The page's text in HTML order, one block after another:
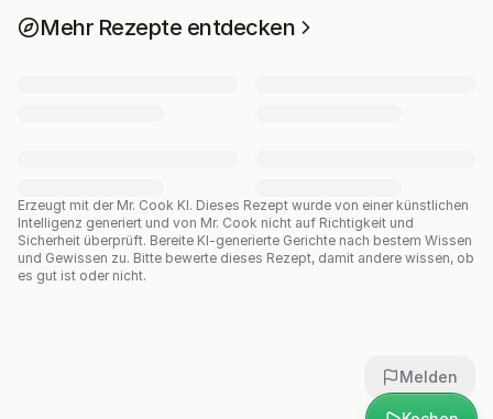
Mehr Rezepte entdecken
Erzeugt mit der Mr. Cook KI. Dieses Rezept wurde von einer künstlichen
Intelligenz generiert und von Mr. Cook nicht auf Richtigkeit und
Sicherheit überprüft. Bereite KI-generierte Gerichte nach bestem Wissen
und Gewissen zu. Bitte bewerte dieses Rezept, damit andere wissen, ob
es gut ist oder nicht.
Melden